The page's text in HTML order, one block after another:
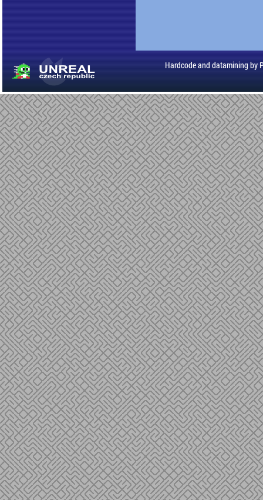
Hardcode and datamining by